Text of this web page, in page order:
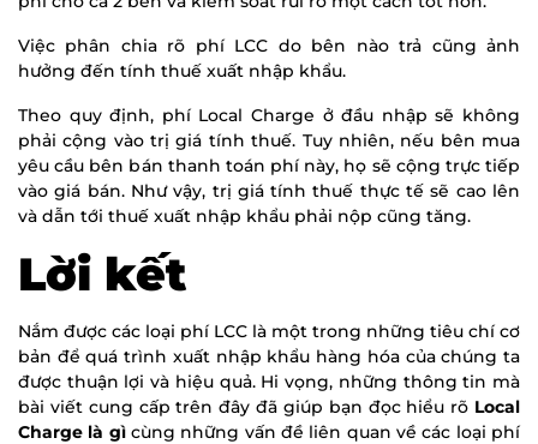
Việc phân chia rõ phí LCC do bên nào trả cũng ảnh
hưởng đến tính thuế xuất nhập khẩu.
Theo quy định, phí Local Charge ở đầu nhập sẽ không
phải cộng vào trị giá tính thuế. Tuy nhiên, nếu bên mua
yêu cầu bên bán thanh toán phí này, họ sẽ cộng trực tiếp
vào giá bán. Như vậy, trị giá tính thuế thực tế sẽ cao lên
và dẫn tới thuế xuất nhập khẩu phải nộp cũng tăng.
Lời kết
Nắm được các loại phí LCC là một trong những tiêu chí cơ
bản để quá trình xuất nhập khẩu hàng hóa của chúng ta
được thuận lợi và hiệu quả. Hi vọng, những thông tin mà
bài viết cung cấp trên đây đã giúp bạn đọc hiểu rõ Local
Charge là gìcùng những vấn đề liên quan về các loại phí